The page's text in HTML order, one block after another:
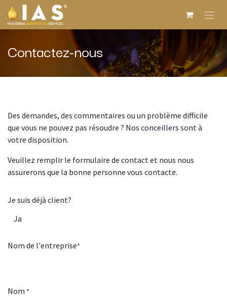
Se rendre au contenu
Contactez-nous
Des demandes, des commentaires ou un problème difficile
que vous ne pouvez pas résoudre ? Nos conceillers sont à
votre disposition.
Veuillez remplir le formulaire de contact et nous nous
assurerons que la bonne personne vous contacte.
Je suis déjà client?
Nom de l'entreprise*
Nom *